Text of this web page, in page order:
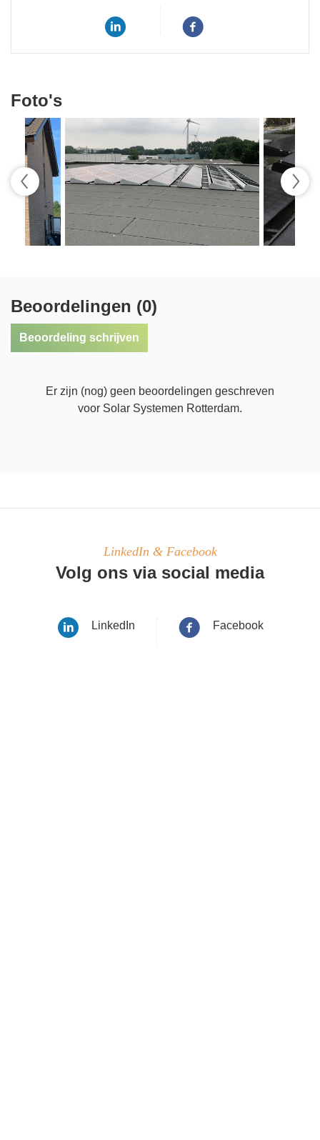
Foto's
Beoordelingen (0)
Beoordeling schrijven
Er zijn (nog) geen beoordelingen geschreven
voor Solar Systemen Rotterdam.
LinkedIn & Facebook
Volg ons via social media
LinkedIn Facebook